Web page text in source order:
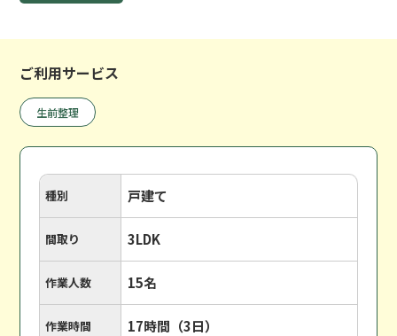
ご利用サービス
生前整理
種別 戸建て
間取り 3LDK
作業人数 15名
作業時間 17時間（3日）